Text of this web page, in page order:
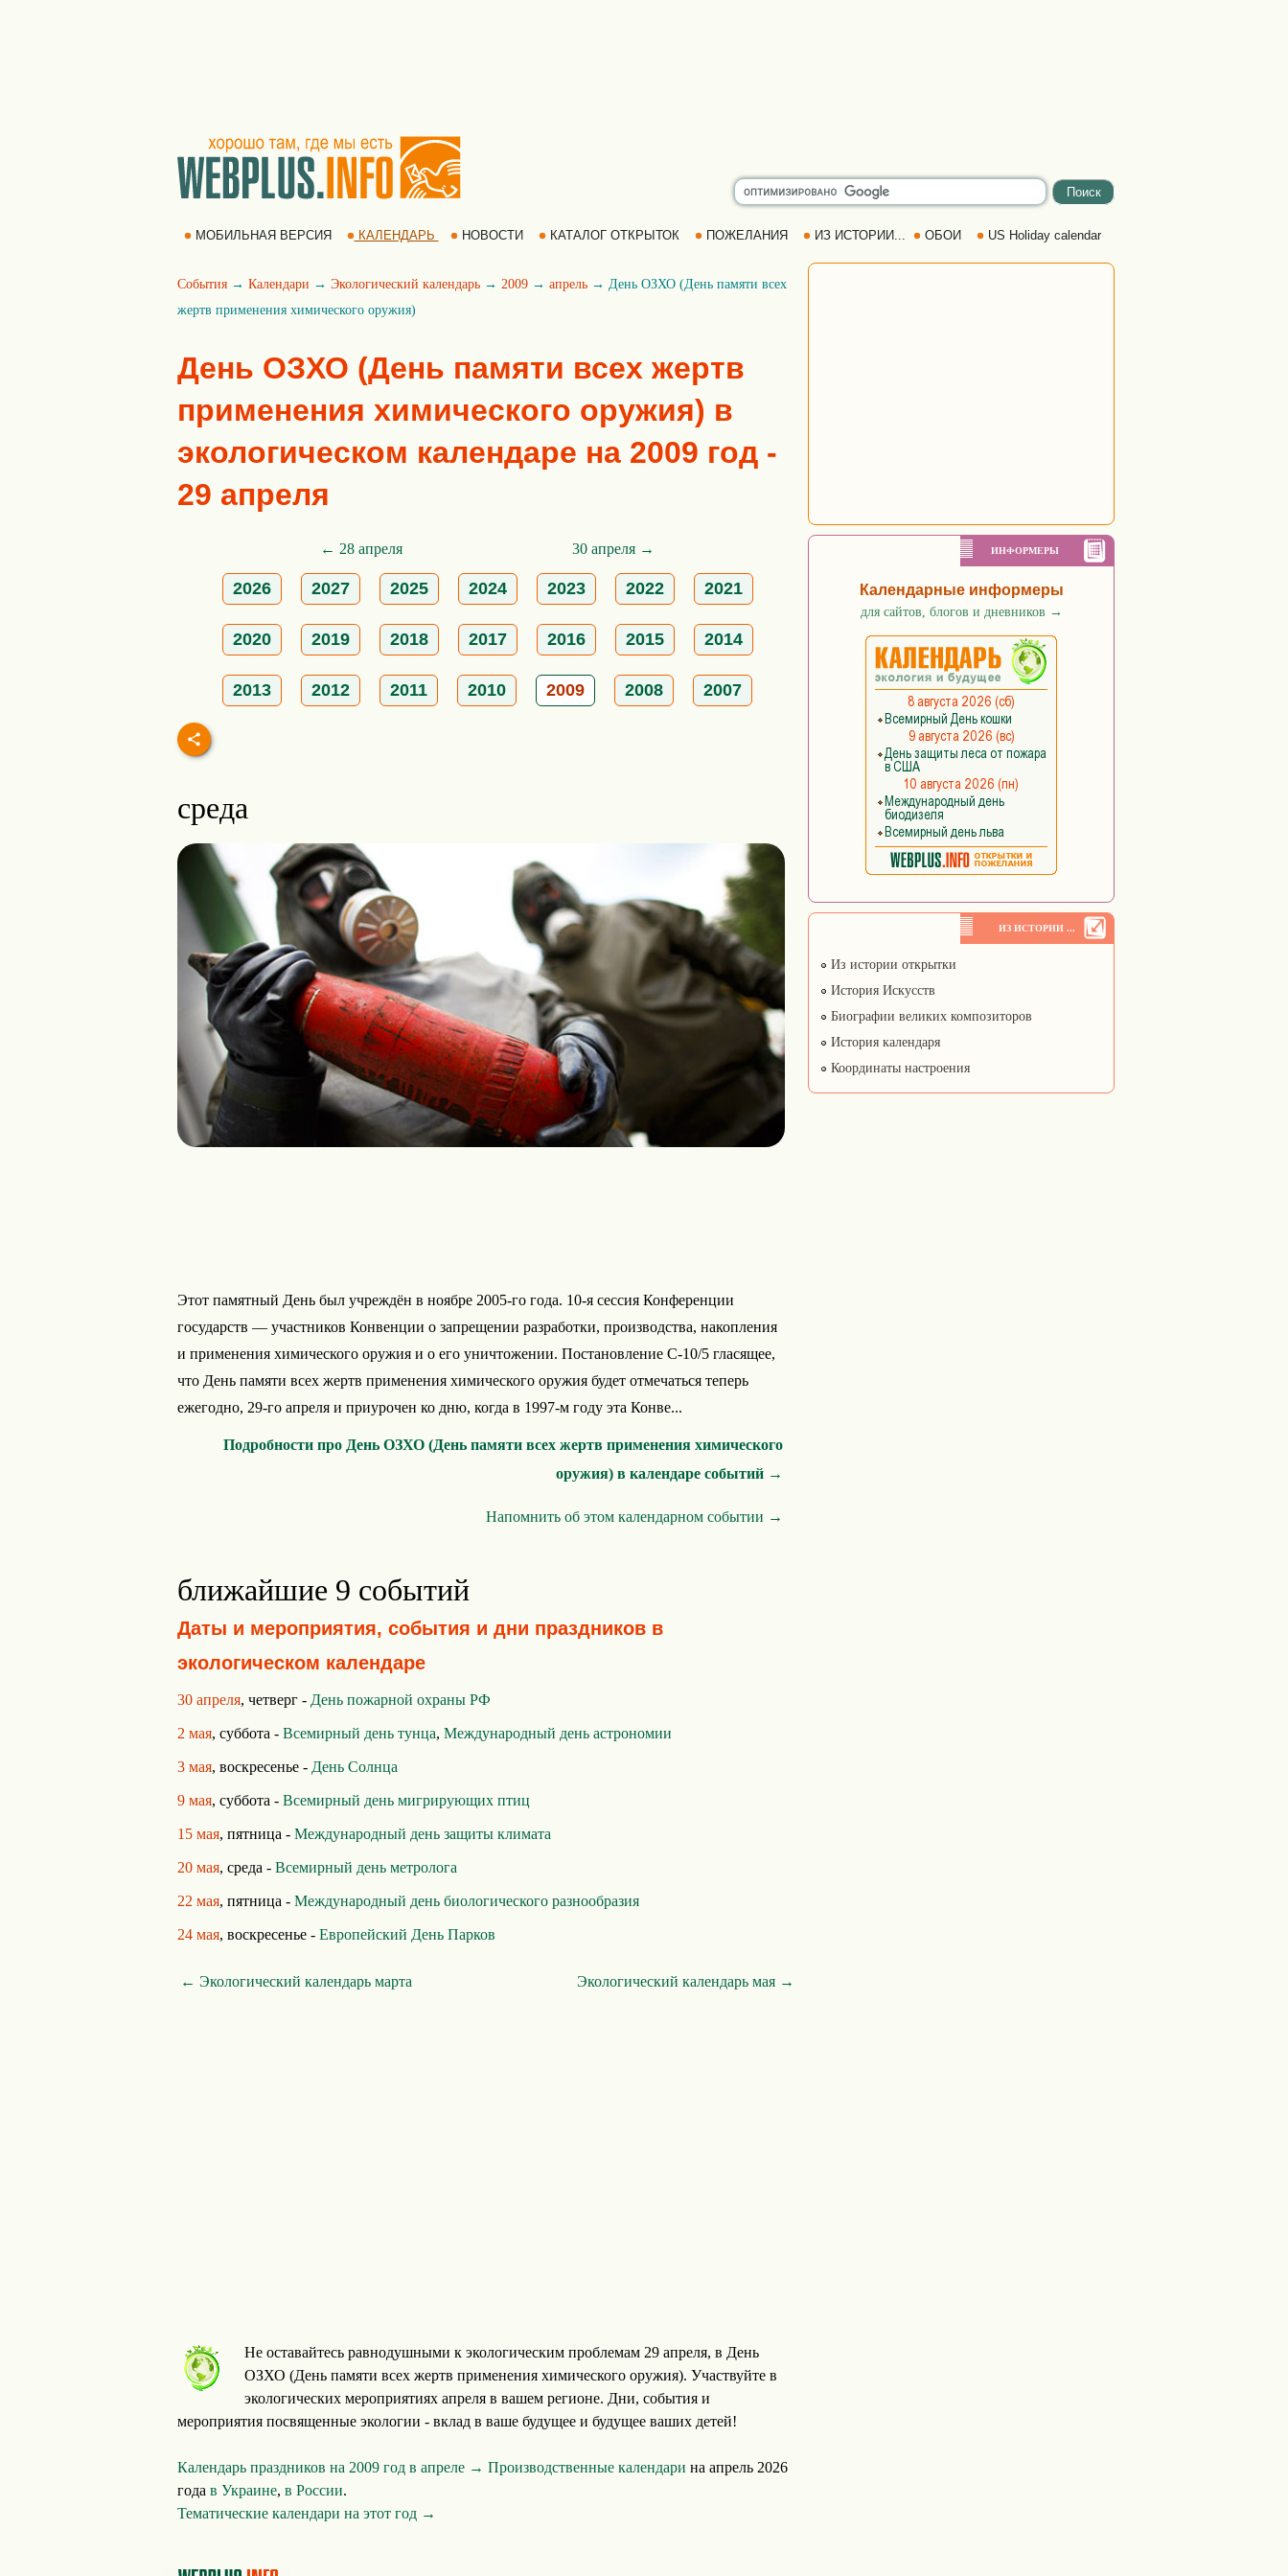
МОБИЛЬНАЯ ВЕРСИЯ КАЛЕНДАРЬ НОВОСТИ КАТАЛОГ ОТКРЫТОК ПОЖЕЛАНИЯ ИЗ ИСТОРИИ... ОБОИ US Holiday calendar
События → Календари → Экологический календарь → 2009 → апрель → День ОЗХО (День памяти всех
жертв применения химического оружия)
День ОЗХО (День памяти всех жертв
применения химического оружия) в
экологическом календаре на 2009 год -
29 апреля
← 28 апреля 30 апреля →
2026 2027 2025 2024 2023 2022 2021
2020 2019 2018 2017 2016 2015 2014
2013 2012 2011 2010 2009 2008 2007
среда
Этот памятный День был учреждён в ноябре 2005-го года. 10-я сессия Конференции
государств — участников Конвенции о запрещении разработки, производства, накопления
и применения химического оружия и о его уничтожении. Постановление C-10/5 гласящее,
что День памяти всех жертв применения химического оружия будет отмечаться теперь
ежегодно, 29-го апреля и приурочен ко дню, когда в 1997-м году эта Конве...
Подробности про День ОЗХО (День памяти всех жертв применения химического
оружия) в календаре событий →
Напомнить об этом календарном событии →
ближайшие 9 событий
Даты и мероприятия, события и дни праздников в
экологическом календаре
30 апреля, четверг - День пожарной охраны РФ
2 мая, суббота - Всемирный день тунца, Международный день астрономии
3 мая, воскресенье - День Солнца
9 мая, суббота - Всемирный день мигрирующих птиц
15 мая, пятница - Международный день защиты климата
20 мая, среда - Всемирный день метролога
22 мая, пятница - Международный день биологического разнообразия
24 мая, воскресенье - Европейский День Парков
← Экологический календарь марта Экологический календарь мая →
Не оставайтесь равнодушными к экологическим проблемам 29 апреля, в День
ОЗХО (День памяти всех жертв применения химического оружия). Участвуйте в
экологических мероприятиях апреля в вашем регионе. Дни, события и
мероприятия посвященные экологии - вклад в ваше будущее и будущее ваших детей!
Календарь праздников на 2009 год в апреле → Производственные календари на апрель 2026
года в Украине, в России.
Тематические календари на этот год →
ИНФОРМЕРЫ
Календарные информеры
для сайтов, блогов и дневников →
ИЗ ИСТОРИИ ...
Из истории открытки
История Искусств
Биографии великих композиторов
История календаря
Координаты настроения